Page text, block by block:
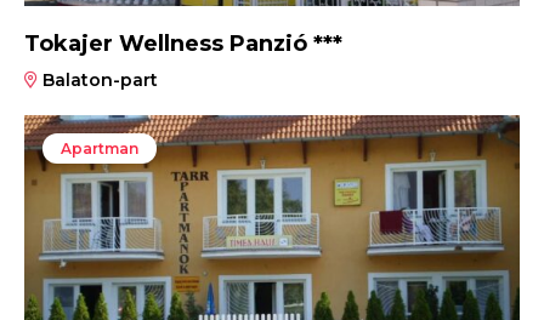
Tokajer Wellness Panzió ***
Balaton-part
Apartman